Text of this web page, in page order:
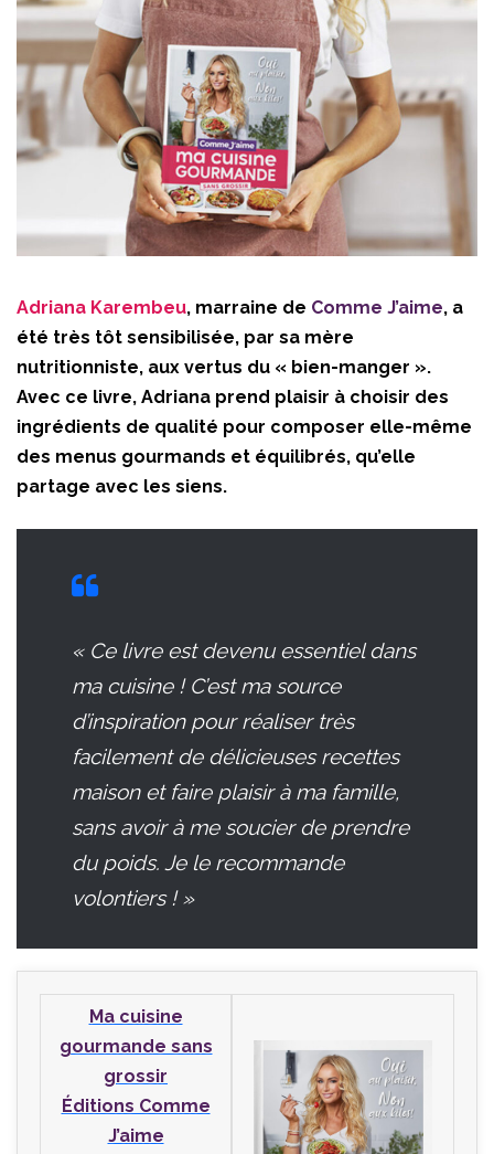
Adriana Karembeu, marraine de Comme J’aime, a
été très tôt sensibilisée, par sa mère
nutritionniste, aux vertus du « bien-manger ».
Avec ce livre, Adriana prend plaisir à choisir des
ingrédients de qualité pour composer elle-même
des menus gourmands et équilibrés, qu’elle
partage avec les siens.
« Ce livre est devenu essentiel dans
ma cuisine ! C’est ma source
d’inspiration pour réaliser très
facilement de délicieuses recettes
maison et faire plaisir à ma famille,
sans avoir à me soucier de prendre
du poids. Je le recommande
volontiers ! »
Ma cuisine
gourmande sans
grossir
Éditions Comme
J’aime